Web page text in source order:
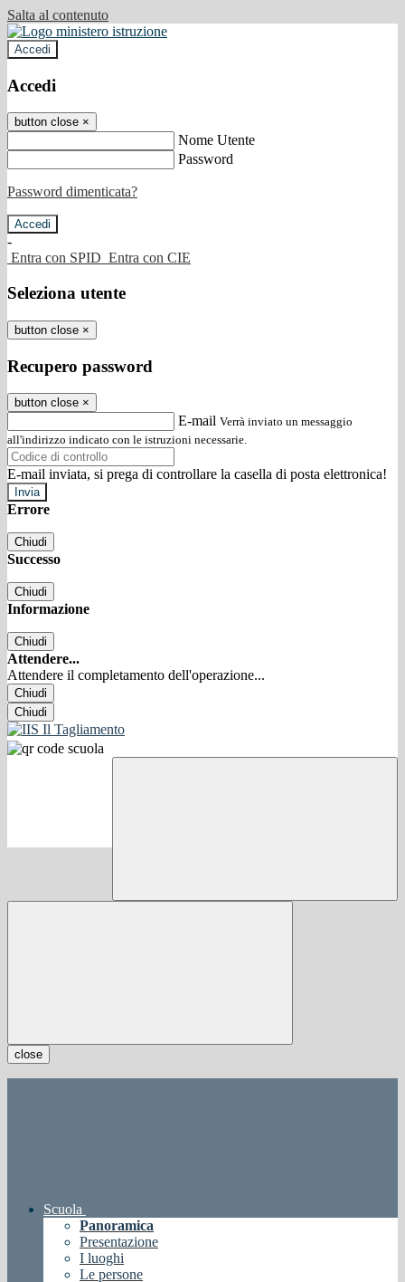
Salta al contenuto
Accedi
Accedi
button close ×
Nome Utente
Password
Password dimenticata?
-
Entra con SPID Entra con CIE
Seleziona utente
button close ×
Recupero password
button close ×
E-mail Verrà inviato un messaggio
all'indirizzo indicato con le istruzioni necessarie.
E-mail inviata, si prega di controllare la casella di posta elettronica!
Errore
Chiudi
Successo
Chiudi
Informazione
Chiudi
Attendere...
Attendere il completamento dell'operazione...
Chiudi
Chiudi
close
Scuola
Panoramica
Presentazione
I luoghi
Le persone